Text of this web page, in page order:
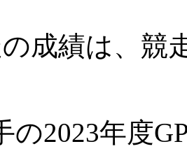
成績は、競
2023年度